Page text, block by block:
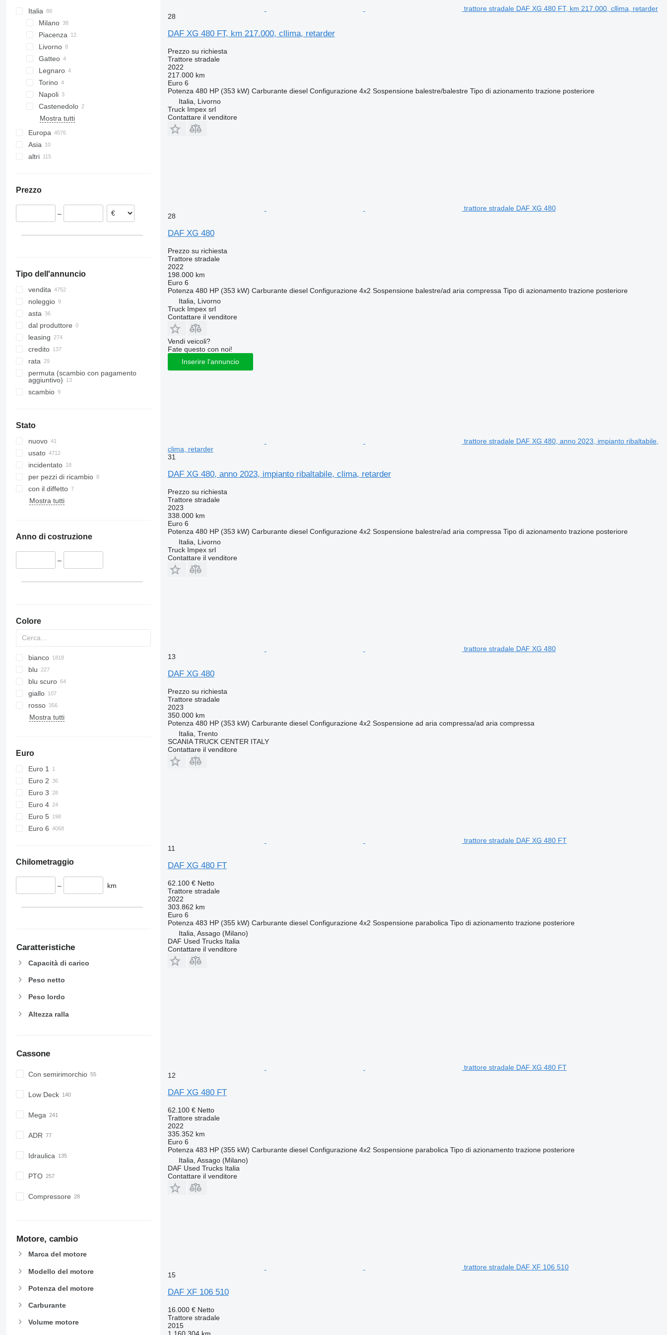
Italia
Milano
Piacenza
Livorno
Gatteo
Legnaro
Torino
Napoli
Castenedolo
Mostra tutti
Europa
Repubblica Ceca
Spagna
Asia
altri
Brasile
Prezzo
–
Tipo dell'annuncio
vendita
noleggio
asta
dal produttore
leasing
credito
rata
permuta (scambio con pagamento
aggiuntivo)
scambio
Stato
nuovo
usato
incidentato
per pezzi di ricambio
con il diffetto
Mostra tutti
Anno di costruzione
–
Colore
bianco
blu
blu scuro
giallo
rosso
Mostra tutti
Euro
Euro 1
Euro 2
Euro 3
Euro 4
Euro 5
Euro 6
Chilometraggio
– km
Caratteristiche
Capacità di carico
Peso netto
Peso lordo
Altezza ralla
Cassone
Con semirimorchio
Low Deck
Mega
ADR
Idraulica
PTO
Compressore
Motore, cambio
Marca del motore
Modello del motore
Potenza del motore
Carburante
Volume motore
trattore stradale DAF XG 480 FT, km 217.000, cllima, retarder
28
DAF XG 480 FT, km 217.000, cllima, retarder
Prezzo su richiesta
Trattore stradale
2022
217.000 km
Euro 6
Potenza 480 HP (353 kW) Carburante diesel Configurazione 4x2 Sospensione balestre/balestre Tipo di azionamento trazione posteriore
Italia, Livorno
Truck Impex srl
Contattare il venditore
trattore stradale DAF XG 480
28
DAF XG 480
Prezzo su richiesta
Trattore stradale
2022
198.000 km
Euro 6
Potenza 480 HP (353 kW) Carburante diesel Configurazione 4x2 Sospensione balestre/ad aria compressa Tipo di azionamento trazione posteriore
Italia, Livorno
Truck Impex srl
Contattare il venditore
Vendi veicoli?
Fate questo con noi!
Inserire l'annuncio
trattore stradale DAF XG 480, anno 2023, impianto ribaltabile,
clima, retarder
31
DAF XG 480, anno 2023, impianto ribaltabile, clima, retarder
Prezzo su richiesta
Trattore stradale
2023
338.000 km
Euro 6
Potenza 480 HP (353 kW) Carburante diesel Configurazione 4x2 Sospensione balestre/ad aria compressa Tipo di azionamento trazione posteriore
Italia, Livorno
Truck Impex srl
Contattare il venditore
trattore stradale DAF XG 480
13
DAF XG 480
Prezzo su richiesta
Trattore stradale
2023
350.000 km
Potenza 480 HP (353 kW) Carburante diesel Configurazione 4x2 Sospensione ad aria compressa/ad aria compressa
Italia, Trento
SCANIA TRUCK CENTER ITALY
Contattare il venditore
trattore stradale DAF XG 480 FT
11
DAF XG 480 FT
62.100 € Netto
Trattore stradale
2022
303.862 km
Euro 6
Potenza 483 HP (355 kW) Carburante diesel Configurazione 4x2 Sospensione parabolica Tipo di azionamento trazione posteriore
Italia, Assago (Milano)
DAF Used Trucks Italia
Contattare il venditore
trattore stradale DAF XG 480 FT
12
DAF XG 480 FT
62.100 € Netto
Trattore stradale
2022
335.352 km
Euro 6
Potenza 483 HP (355 kW) Carburante diesel Configurazione 4x2 Sospensione parabolica Tipo di azionamento trazione posteriore
Italia, Assago (Milano)
DAF Used Trucks Italia
Contattare il venditore
trattore stradale DAF XF 106 510
15
DAF XF 106 510
16.000 € Netto
Trattore stradale
2015
1.160.304 km